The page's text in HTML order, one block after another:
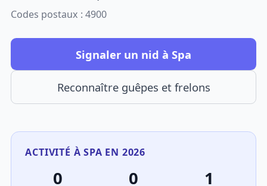
Codes postaux : 4900
Signaler un nid à Spa
Reconnaître guêpes et frelons
ACTIVITÉ À SPA EN 2026
0 0 1